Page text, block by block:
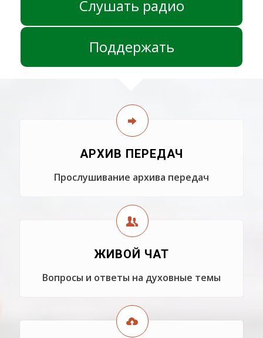
Слушать радио
Поддержать
АРХИВ ПЕРЕДАЧ
Прослушивание архива передач
ЖИВОЙ ЧАТ
Вопросы и ответы на духовные темы